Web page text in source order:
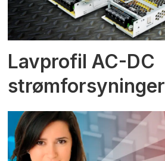
Lavprofil AC-DC
strømforsyninger